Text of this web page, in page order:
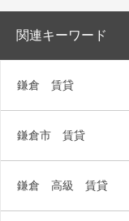
関連キーワード
鎌倉 賃貸
鎌倉市 賃貸
鎌倉 高級 賃貸